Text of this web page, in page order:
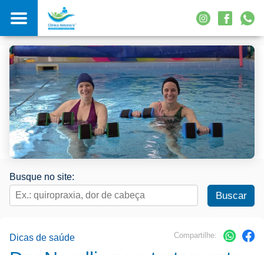
Busque no site:
Compartilhe:
Dicas de saúde